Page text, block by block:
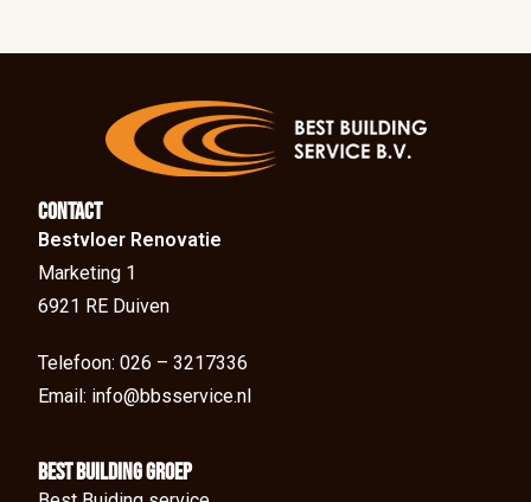
Contact
Bestvloer Renovatie
Marketing 1
6921 RE Duiven
Telefoon: 026 – 3217336
Email: info@bbsservice.nl
BEst Building groep